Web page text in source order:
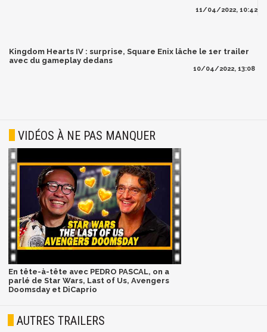
11/04/2022, 10:42
Kingdom Hearts IV : surprise, Square Enix lâche le 1er trailer
avec du gameplay dedans
10/04/2022, 13:08
VIDÉOS À NE PAS MANQUER
En tête-à-tête avec PEDRO PASCAL, on a
parlé de Star Wars, Last of Us, Avengers
Doomsday et DiCaprio
AUTRES TRAILERS